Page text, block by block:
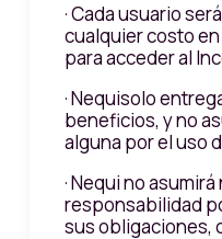
· Cada usuario
cualquier costo
para acceder al
· Nequisolo
beneficios, y no
alguna por el uso
· Nequi no
responsabilidad
sus obligaciones,